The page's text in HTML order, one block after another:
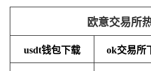
欧意交易所
usdt钱包下载 ok交易所